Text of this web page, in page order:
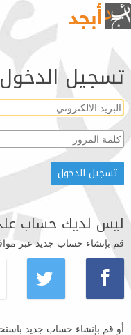
تسجيل الدخول
ليس لديك حساب
قم بإنشاء حساب جديد عبر مواقع
أو قم بإنشاء حساب جديد